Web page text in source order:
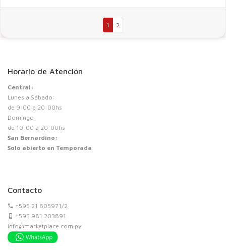
1 2
Horario de Atención
Central:
Lunes a Sábado:
de 9:00 a 20:00hs
Domingo:
de 10:00 a 20:00hs
San Bernardino:
Solo abierto en Temporada
Contacto
+595 21 605971/2
+595 981 203891
info@marketplace.com.py